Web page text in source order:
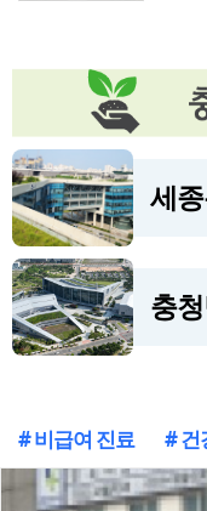
충남혁신센
1시간전 세
충
# 비급여 진료 # 건